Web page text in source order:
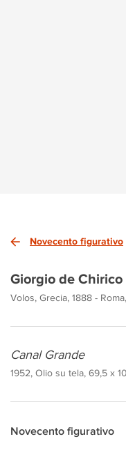
Novecento figurativo
Giorgio de Chirico
Volos, Grecia, 1888 -
Canal Grande
1952, Olio su tela, 69,5 x
Novecento figurativo